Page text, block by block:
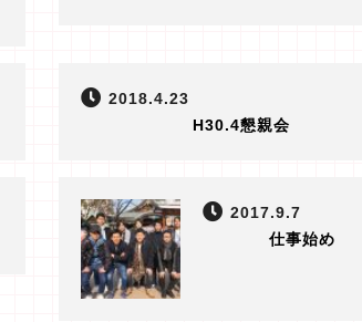
2018.4.23
H30.4懇親会
2017.9.7
仕事始め